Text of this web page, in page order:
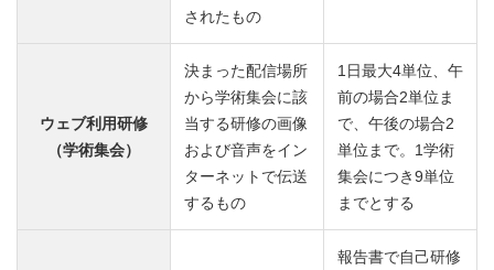
されたもの
ウェブ利用研修
（学術集会）
決まった配信場所
から学術集会に該
当する研修の画像
および音声をイン
ターネットで伝送
するもの
1日最大4単位、午
前の場合2単位ま
で、午後の場合2
単位まで。1学術
集会につき9単位
までとする
報告書で自己研修